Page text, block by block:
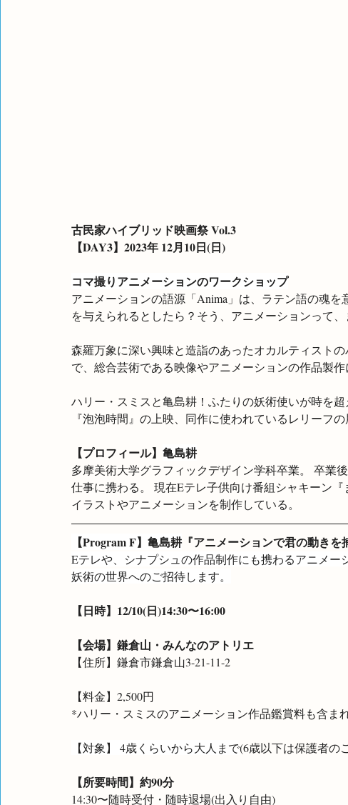
古民家ハイブリッド映画祭 Vol.3
【DAY3】2023年 12月10日(日)
コマ撮りアニメーションのワークショップ
アニメーションの語源「Anima」は、ラテン語の魂
を与えられるとしたら？そう、アニメーションって
森羅万象に深い興味と造詣のあったオカルティスト
で、総合芸術である映像やアニメーションの作品製
ハリー・スミスと亀島耕！ふたりの妖術使いが時を
『泡泡時間』の上映、同作に使われているレリーフの
【プロフィール】 亀島耕
多摩美術大学グラフィックデザイン学科卒業。 卒業
仕事に携わる。 現在Eテレ子供向け番組シャキーン
イラストやアニメーションを制作している。
【Program F】亀島耕『アニメーションで君の動きを
Eテレや、シナプシュの作品制作にも携わるアニメー
妖術の世界へのご招待します。
【日時】12/10(日)14:30〜16:00
【会場】鎌倉山・みんなのアトリエ
【住所】鎌倉市鎌倉山3-21-11-2
【料金】2,500円
*ハリー・スミスのアニメーション作品鑑賞料も含ま
【対象】 4歳くらいから大人まで(6歳以下は保護者の
【所要時間】約90分
14:30〜随時受付・随時退場(出入り自由)